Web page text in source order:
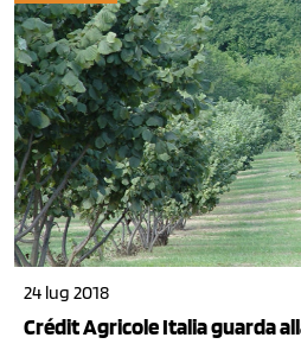
24 lug 2018
Crédit Agricole Italia guarda